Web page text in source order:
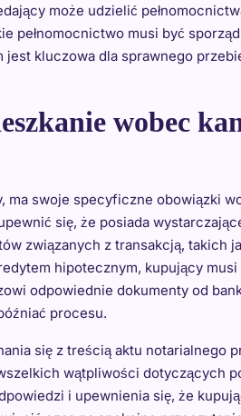
może udzielić
pełnomocnictwo musi być
jest kluczowa dla sprawnego
wobec
ma swoje specyficzne obowiązki
się, że posiada
związanych z transakcją, takich
hipotecznym, kupujący
odpowiednie dokumenty od
procesu.
się z treścią aktu notarialnego
wątpliwości dotyczących
i upewnienia się, że